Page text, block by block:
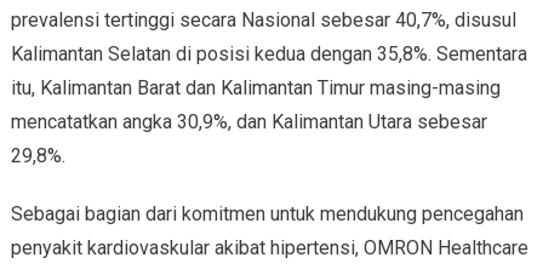
prevalensi tertinggi secara Nasional sebesar 40,7%, disusul
Kalimantan Selatan di posisi kedua dengan 35,8%. Sementara
itu, Kalimantan Barat dan Kalimantan Timur masing-masing
mencatatkan angka 30,9%, dan Kalimantan Utara sebesar
29,8%.
Sebagai bagian dari komitmen untuk mendukung pencegahan
penyakit kardiovaskular akibat hipertensi, OMRON Healthcare